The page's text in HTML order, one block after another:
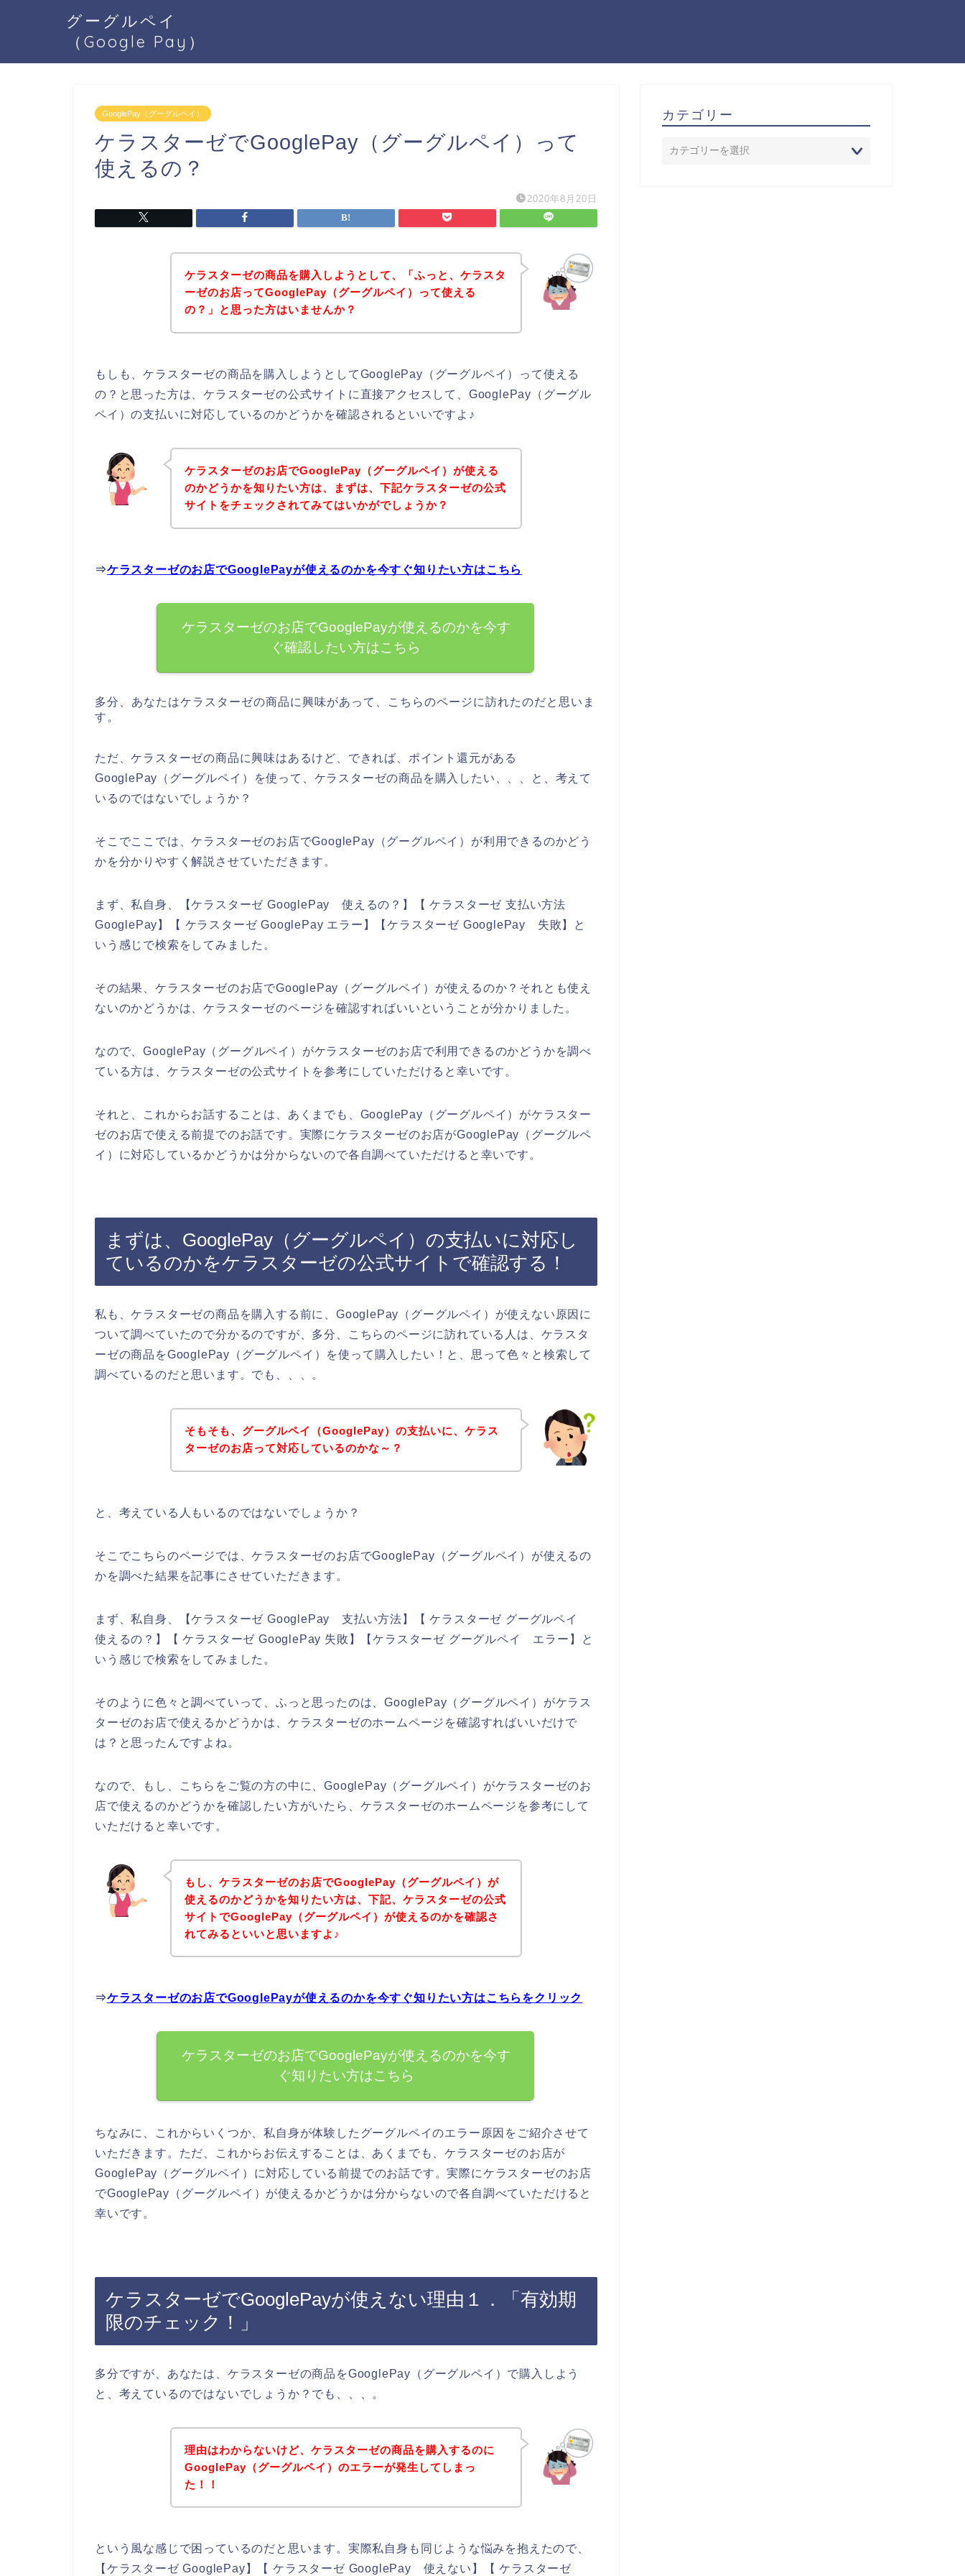
グーグルペイ
（Google Pay）
GooglePay（グーグルペイ）
ケラスターゼでGooglePay（グーグルペイ）って
使えるの？
2020年8月20日
ケラスターゼの商品を購入しようとして、「ふっと、ケラスタ
ーゼのお店ってGooglePay（グーグルペイ）って使える
の？」と思った方はいませんか？
もしも、ケラスターゼの商品を購入しようとしてGooglePay（グーグルペイ）って使える
の？と思った方は、ケラスターゼの公式サイトに直接アクセスして、GooglePay（グーグル
ペイ）の支払いに対応しているのかどうかを確認されるといいですよ♪
ケラスターゼのお店でGooglePay（グーグルペイ）が使える
のかどうかを知りたい方は、まずは、下記ケラスターゼの公式
サイトをチェックされてみてはいかがでしょうか？
⇒ケラスターゼのお店でGooglePayが使えるのかを今すぐ知りたい方はこちら
ケラスターゼのお店でGooglePayが使えるのかを今す
ぐ確認したい方はこちら
多分、あなたはケラスターゼの商品に興味があって、こちらのページに訪れたのだと思いま
す。
ただ、ケラスターゼの商品に興味はあるけど、できれば、ポイント還元がある
GooglePay（グーグルペイ）を使って、ケラスターゼの商品を購入したい、、、と、考えて
いるのではないでしょうか？
そこでここでは、ケラスターゼのお店でGooglePay（グーグルペイ）が利用できるのかどう
かを分かりやすく解説させていただきます。
まず、私自身、【ケラスターゼ GooglePay 使えるの？】【 ケラスターゼ 支払い方法
GooglePay】【 ケラスターゼ GooglePay エラー】【ケラスターゼ GooglePay 失敗】と
いう感じで検索をしてみました。
その結果、ケラスターゼのお店でGooglePay（グーグルペイ）が使えるのか？それとも使え
ないのかどうかは、ケラスターゼのページを確認すればいいということが分かりました。
なので、GooglePay（グーグルペイ）がケラスターゼのお店で利用できるのかどうかを調べ
ている方は、ケラスターゼの公式サイトを参考にしていただけると幸いです。
それと、これからお話することは、あくまでも、GooglePay（グーグルペイ）がケラスター
ゼのお店で使える前提でのお話です。実際にケラスターゼのお店がGooglePay（グーグルペ
イ）に対応しているかどうかは分からないので各自調べていただけると幸いです。
まずは、GooglePay（グーグルペイ）の支払いに対応し
ているのかをケラスターゼの公式サイトで確認する！
私も、ケラスターゼの商品を購入する前に、GooglePay（グーグルペイ）が使えない原因に
ついて調べていたので分かるのですが、多分、こちらのページに訪れている人は、ケラスタ
ーゼの商品をGooglePay（グーグルペイ）を使って購入したい！と、思って色々と検索して
調べているのだと思います。でも、、、。
そもそも、グーグルペイ（GooglePay）の支払いに、ケラス
ターゼのお店って対応しているのかな～？
と、考えている人もいるのではないでしょうか？
そこでこちらのページでは、ケラスターゼのお店でGooglePay（グーグルペイ）が使えるの
かを調べた結果を記事にさせていただきます。
まず、私自身、【ケラスターゼ GooglePay 支払い方法】【 ケラスターゼ グーグルペイ
使えるの？】【 ケラスターゼ GooglePay 失敗】【ケラスターゼ グーグルペイ エラー】と
いう感じで検索をしてみました。
そのように色々と調べていって、ふっと思ったのは、GooglePay（グーグルペイ）がケラス
ターゼのお店で使えるかどうかは、ケラスターゼのホームページを確認すればいいだけで
は？と思ったんですよね。
なので、もし、こちらをご覧の方の中に、GooglePay（グーグルペイ）がケラスターゼのお
店で使えるのかどうかを確認したい方がいたら、ケラスターゼのホームページを参考にして
いただけると幸いです。
もし、ケラスターゼのお店でGooglePay（グーグルペイ）が
使えるのかどうかを知りたい方は、下記、ケラスターゼの公式
サイトでGooglePay（グーグルペイ）が使えるのかを確認さ
れてみるといいと思いますよ♪
⇒ケラスターゼのお店でGooglePayが使えるのかを今すぐ知りたい方はこちらをクリック
ケラスターゼのお店でGooglePayが使えるのかを今す
ぐ知りたい方はこちら
ちなみに、これからいくつか、私自身が体験したグーグルペイのエラー原因をご紹介させて
いただきます。ただ、これからお伝えすることは、あくまでも、ケラスターゼのお店が
GooglePay（グーグルペイ）に対応している前提でのお話です。実際にケラスターゼのお店
でGooglePay（グーグルペイ）が使えるかどうかは分からないので各自調べていただけると
幸いです。
ケラスターゼでGooglePayが使えない理由１．「有効期
限のチェック！」
多分ですが、あなたは、ケラスターゼの商品をGooglePay（グーグルペイ）で購入しよう
と、考えているのではないでしょうか？でも、、、。
理由はわからないけど、ケラスターゼの商品を購入するのに
GooglePay（グーグルペイ）のエラーが発生してしまっ
た！！
という風な感じで困っているのだと思います。実際私自身も同じような悩みを抱えたので、
【ケラスターゼ GooglePay】【 ケラスターゼ GooglePay 使えない】【 ケラスターゼ
カテゴリー